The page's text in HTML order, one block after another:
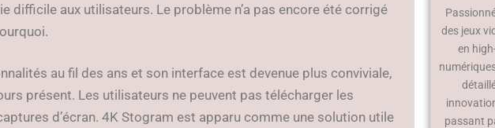
difficile aux utilisateurs. Le problème n’a pas encore été corrigé
au fil des ans et son interface est devenue plus conviviale,
présent. Les utilisateurs ne peuvent pas télécharger les
d’écran. 4K Stogram est apparu comme une solution utile
des jeux
en
passant